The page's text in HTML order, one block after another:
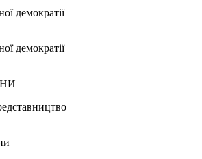
демократії
демократії